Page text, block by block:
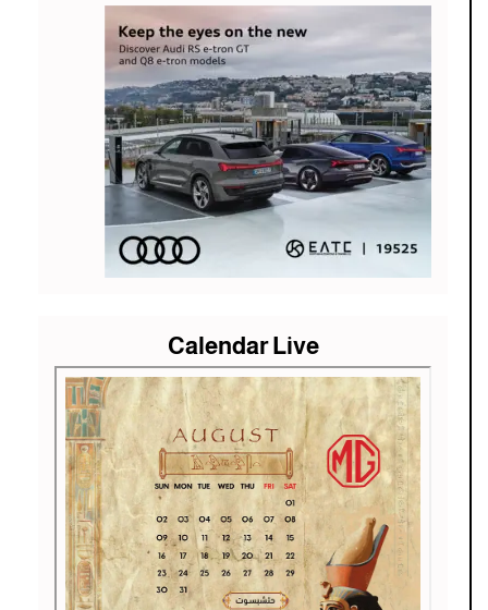
Calendar Live